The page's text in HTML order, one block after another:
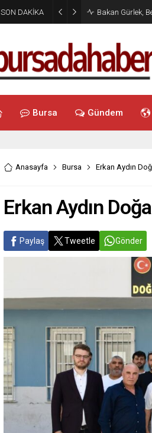
SON DAKİKA Bakan Gürlek,
Bursa Gündem
Anasayfa Bursa Erkan Aydın
Erkan Aydın
Paylaş Tweetle Gönder